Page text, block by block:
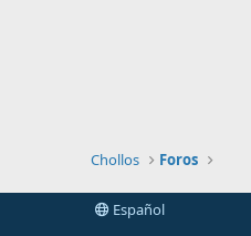
Chollos Foros
Español